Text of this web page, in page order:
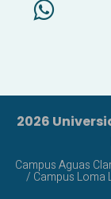
2026
Campus Aguas
/ Campus Loma